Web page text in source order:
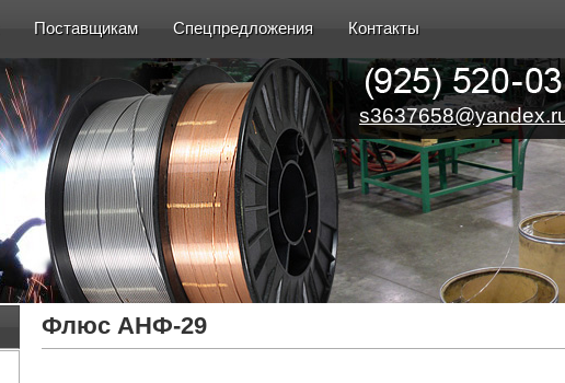
Поставщикам Спецпредложения Контакты
Флюс АНФ-29